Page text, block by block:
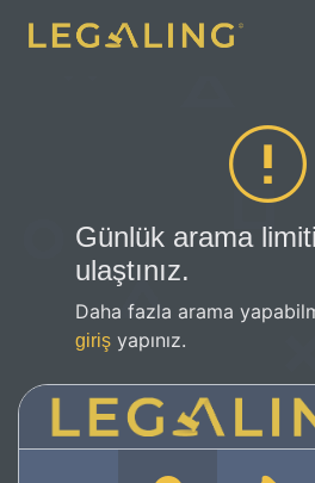
Günlük arama
ulaştınız.
Daha fazla arama
giriş yapınız.